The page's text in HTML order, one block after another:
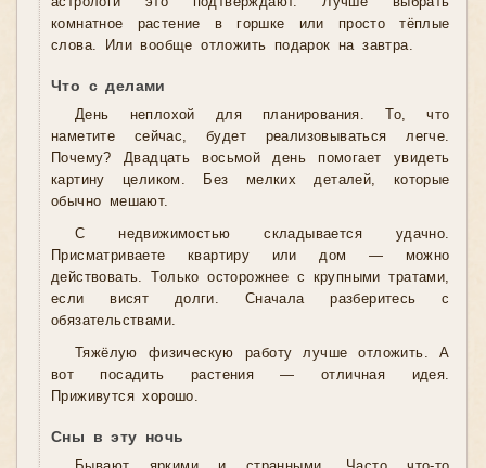
комнатное растение в горшке или просто тёплые
слова. Или вообще отложить подарок на завтра.
Что с делами
День неплохой для планирования. То, что
наметите сейчас, будет реализовываться легче.
Почему? Двадцать восьмой день помогает увидеть
картину целиком. Без мелких деталей, которые
обычно мешают.
С недвижимостью складывается удачно.
Присматриваете квартиру или дом — можно
действовать. Только осторожнее с крупными тратами,
если висят долги. Сначала разберитесь с
обязательствами.
Тяжёлую физическую работу лучше отложить. А
вот посадить растения — отличная идея.
Приживутся хорошо.
Сны в эту ночь